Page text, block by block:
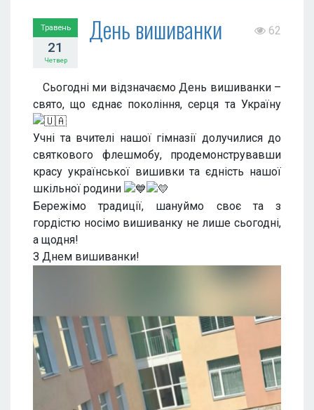
Травень
21
Четвер
День вишиванки 62
Сьогодні ми відзначаємо День вишиванки –
свято, що єднає покоління, серця та Україну
Учні та вчителі нашої гімназії долучилися до
святкового флешмобу, продемонструвавши
красу української вишивки та єдність нашої
шкільної родини
Бережімо традиції, шануймо своє та з
гордістю носімо вишиванку не лише сьогодні,
а щодня!
З Днем вишиванки!